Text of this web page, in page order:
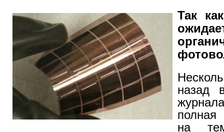
Так
назад
полная
на